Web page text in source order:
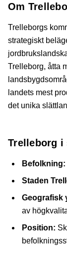
Om
Trelleborgs
strategiskt
Trelleborg, åtta
landets mest
det unika
Trelleborg
Befolkning:
Staden
Geografisk
av
Position: